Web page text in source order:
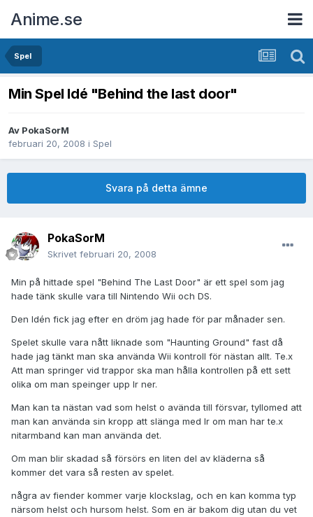
Anime.se
Spel
Min Spel Idé "Behind the last door"
Av PokaSorM
februari 20, 2008 i Spel
Svara på detta ämne
PokaSorM
Skrivet februari 20, 2008
Min på hittade spel "Behind The Last Door" är ett spel som jag
hade tänk skulle vara till Nintendo Wii och DS.
Den Idén fick jag efter en dröm jag hade för par månader sen.
Spelet skulle vara nått liknade som "Haunting Ground" fast då
hade jag tänkt man ska använda Wii kontroll för nästan allt. Te.x
Att man springer vid trappor ska man hålla kontrollen på ett sett
olika om man speinger upp lr ner.
Man kan ta nästan vad som helst o avända till försvar, tyllomed att
man kan använda sin kropp att slänga med lr om man har te.x
nitarmband kan man använda det.
Om man blir skadad så försörs en liten del av kläderna så
kommer det vara så resten av spelet.
några av fiender kommer varje klockslag, och en kan komma typ
närsom helst och hursom helst. Som en är bakom dig utan du vet